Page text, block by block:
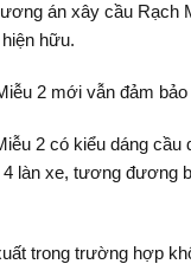
án xây cầu
hữu.
2 mới vẫn đảm
2 có kiểu dáng
làn xe, tương đương
trong trường hợp